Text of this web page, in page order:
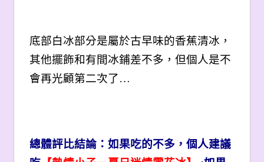
底部白冰部分是屬於古早味的香蕉清冰，
其他擺飾和有間冰鋪差不多，但個人是不
會再光顧第二次了…
總體評比結論：如果吃的不多，個人建議